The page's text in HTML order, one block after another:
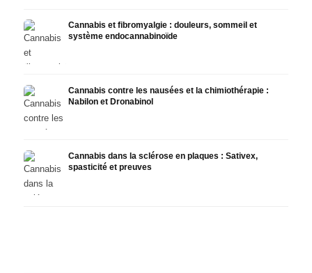
Cannabis et fibromyalgie : douleurs, sommeil et
système endocannabinoïde
Cannabis contre les nausées et la chimiothérapie :
Nabilon et Dronabinol
Cannabis dans la sclérose en plaques : Sativex,
spasticité et preuves